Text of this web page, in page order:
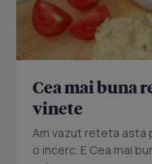
Cea mai buna
vinete
Am vazut reteta asta
o incerc. E Cea mai